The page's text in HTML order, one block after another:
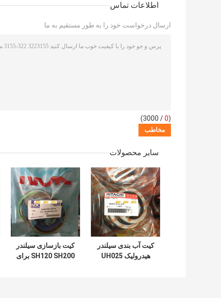
اطلاعات تماس
ارسال درخواست خود را به طور مستقیم به ما
(
0
/ 3000)
سایر محصولات
کیت آب بندی سیلندر
هیدرولیک UH025
کیت بازسازی سیلندر
SH120 SH200 برای